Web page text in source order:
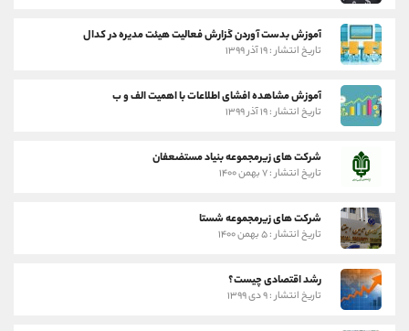
آموزش بدست آوردن گزارش فعالیت هیئت مدیره در کدال
تاریخ انتشار : ۱۹ آذر ۱۳۹۹
آموزش مشاهده افشای اطلاعات با اهمیت الف و ب
تاریخ انتشار : ۱۹ آذر ۱۳۹۹
شرکت های زیرمجموعه بنیاد مستضعفان
تاریخ انتشار : ۷ بهمن ۱۴۰۰
شرکت های زیرمجموعه شستا
تاریخ انتشار : ۵ بهمن ۱۴۰۰
رشد اقتصادی چیست؟
تاریخ انتشار : ۹ دی ۱۳۹۹